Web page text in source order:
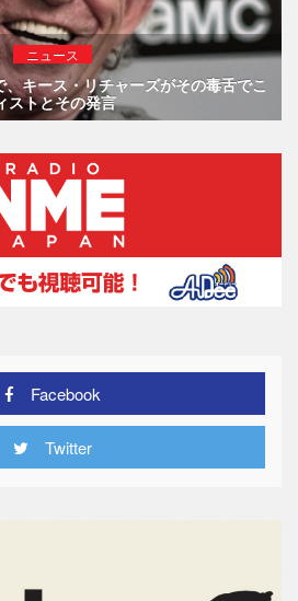
ニュース
キース・リチャーズがその毒舌でこ
ストとその発言
Facebook
Twitter